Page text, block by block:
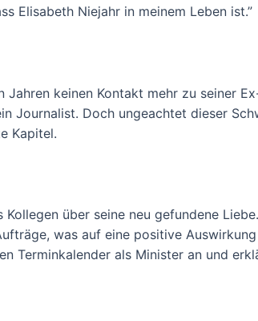
Elisabeth Niejahr in meinem Leben ist.”
keinen Kontakt mehr zu seiner
Journalist. Doch ungeachtet dieser
Kapitel.
über seine neu gefundene
was auf eine positive
Terminkalender als Minister an und